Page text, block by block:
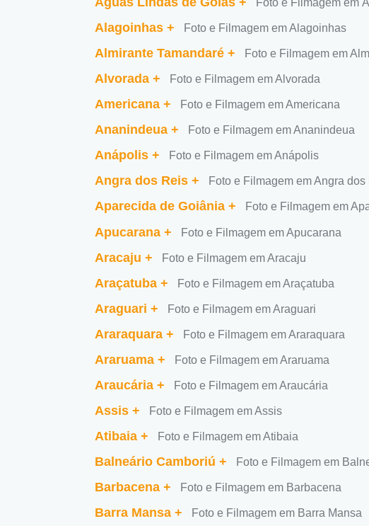
Foto e Filmagem em
Alagoinhas + Foto e Filmagem em Alagoinhas
Almirante Tamandaré + Foto e Filmagem em
Alvorada + Foto e Filmagem em Alvorada
Americana + Foto e Filmagem em Americana
Ananindeua + Foto e Filmagem em Ananindeua
Anápolis + Foto e Filmagem em Anápolis
Angra dos Reis + Foto e Filmagem em Angra dos
Aparecida de Goiânia + Foto e Filmagem em
Apucarana + Foto e Filmagem em Apucarana
Aracaju + Foto e Filmagem em Aracaju
Araçatuba + Foto e Filmagem em Araçatuba
Araguari + Foto e Filmagem em Araguari
Araraquara + Foto e Filmagem em Araraquara
Araruama + Foto e Filmagem em Araruama
Araucária + Foto e Filmagem em Araucária
Assis + Foto e Filmagem em Assis
Atibaia + Foto e Filmagem em Atibaia
Balneário Camboriú + Foto e Filmagem em
Barbacena + Foto e Filmagem em Barbacena
Barra Mansa + Foto e Filmagem em Barra Mansa